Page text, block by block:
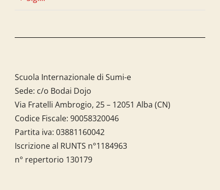
Scuola Internazionale di Sumi-e
Sede: c/o Bodai Dojo
Via Fratelli Ambrogio, 25 – 12051 Alba (CN)
Codice Fiscale: 90058320046
Partita iva: 03881160042
Iscrizione al RUNTS n°1184963
n° repertorio 130179